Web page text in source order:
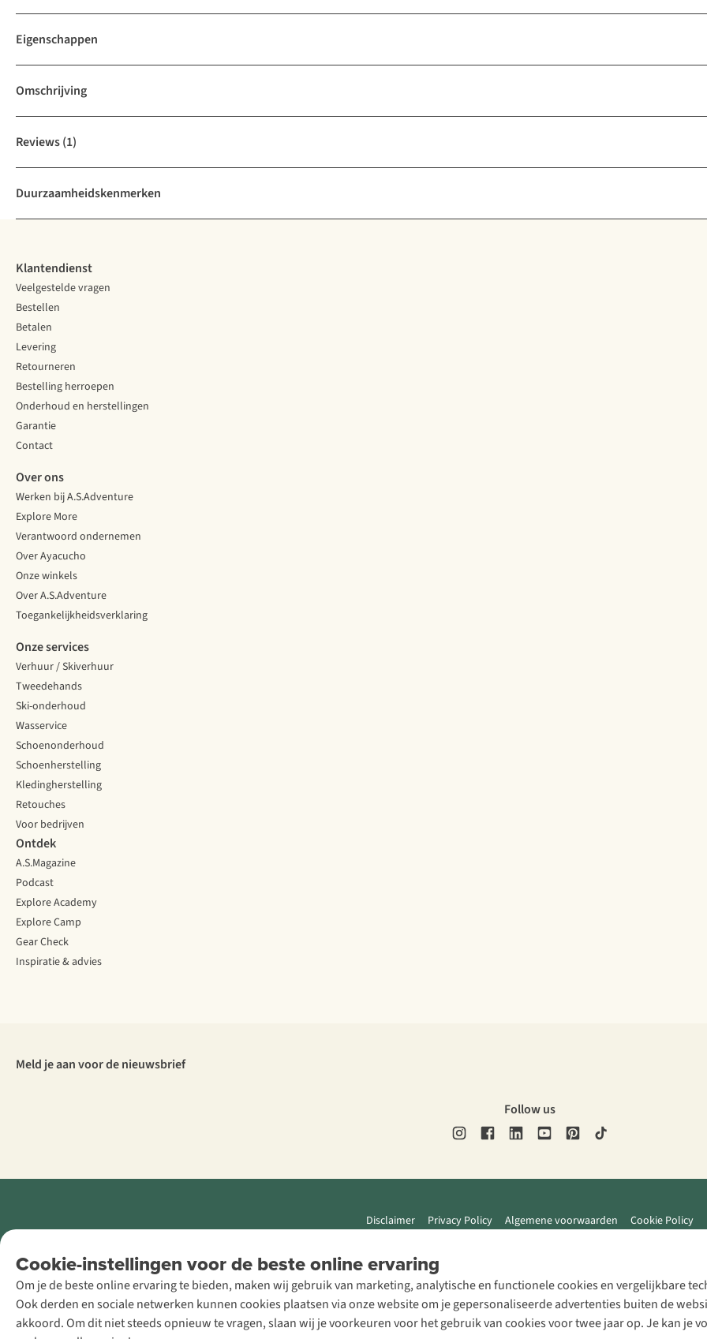
Eigenschappen
Omschrijving
Reviews(1)
Duurzaamheidskenmerken
Cookie-instellingen voor de beste online ervaring
Om je de beste online ervaring te bieden, maken wij gebruik van marketing, analytische en functionele cookies en vergelijkbare
Ook derden en sociale netwerken kunnen cookies plaatsen via onze website om je gepersonaliseerde advertenties buiten de
akkoord. Om dit niet steeds opnieuw te vragen, slaan wij je voorkeuren voor het gebruik van cookies voor twee jaar op. Je kan je
Klantendienst
Veelgestelde vragen
Bestellen
Betalen
Levering
Retourneren
Bestelling herroepen
Onderhoud en herstellingen
Garantie
Contact
Over ons
Werken bij A.S.Adventure
Explore More
Verantwoord ondernemen
Over Ayacucho
Onze winkels
Over A.S.Adventure
Toegankelijkheidsverklaring
Onze services
Verhuur / Skiverhuur
Tweedehands
Ski-onderhoud
Wasservice
Schoenonderhoud
Schoenherstelling
Kledingherstelling
Retouches
Voor bedrijven
Ontdek
A.S.Magazine
Podcast
Explore Academy
Explore Camp
Gear Check
Inspiratie & advies
Meld je aan voor de nieuwsbrief
Follow us
Disclaimer Privacy Policy Algemene voorwaarden Cookie Policy
Retail Concepts
NV,
Smallandlaan
9, B-2660
Hoboken